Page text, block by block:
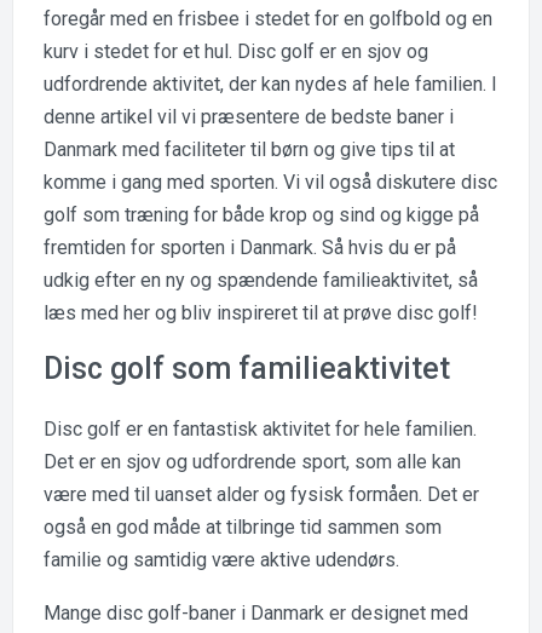
foregår med en frisbee i stedet for en golfbold og en
kurv i stedet for et hul. Disc golf er en sjov og
udfordrende aktivitet, der kan nydes af hele familien. I
denne artikel vil vi præsentere de bedste baner i
Danmark med faciliteter til børn og give tips til at
komme i gang med sporten. Vi vil også diskutere disc
golf som træning for både krop og sind og kigge på
fremtiden for sporten i Danmark. Så hvis du er på
udkig efter en ny og spændende familieaktivitet, så
læs med her og bliv inspireret til at prøve disc golf!
Disc golf som familieaktivitet
Disc golf er en fantastisk aktivitet for hele familien.
Det er en sjov og udfordrende sport, som alle kan
være med til uanset alder og fysisk formåen. Det er
også en god måde at tilbringe tid sammen som
familie og samtidig være aktive udendørs.
Mange disc golf-baner i Danmark er designet med